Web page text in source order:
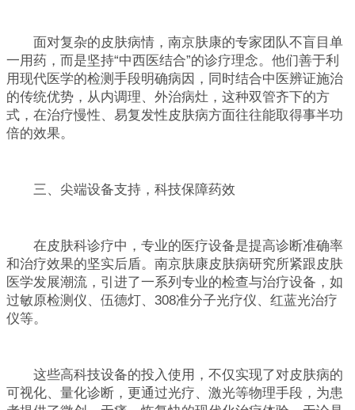
面对复杂的皮肤病情，南京肤康的专家团队不盲目单
一用药，而是坚持“中西医结合”的诊疗理念。他们善于利
用现代医学的检测手段明确病因，同时结合中医辨证施治
的传统优势，从内调理、外治病灶，这种双管齐下的方
式，在治疗慢性、易复发性皮肤病方面往往能取得事半功
倍的效果。
三、尖端设备支持，科技保障药效
在皮肤科诊疗中，专业的医疗设备是提高诊断准确率
和治疗效果的坚实后盾。南京肤康皮肤病研究所紧跟皮肤
医学发展潮流，引进了一系列专业的检查与治疗设备，如
过敏原检测仪、伍德灯、308准分子光疗仪、红蓝光治疗
仪等。
这些高科技设备的投入使用，不仅实现了对皮肤病的
可视化、量化诊断，更通过光疗、激光等物理手段，为患